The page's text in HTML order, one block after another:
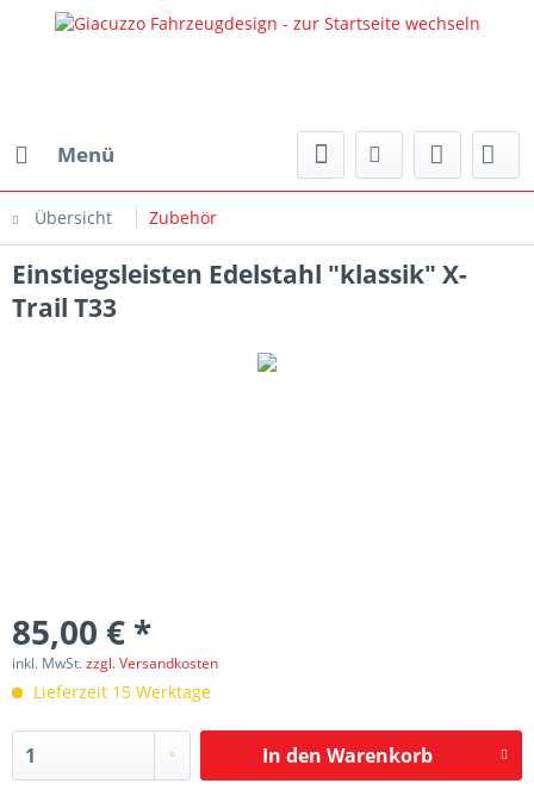
Menü
Übersicht Zubehör
Einstiegsleisten Edelstahl "klassik" X-
Trail T33
85,00 € *
inkl. MwSt.zzgl. Versandkosten
Lieferzeit 15 Werktage
In den Warenkorb